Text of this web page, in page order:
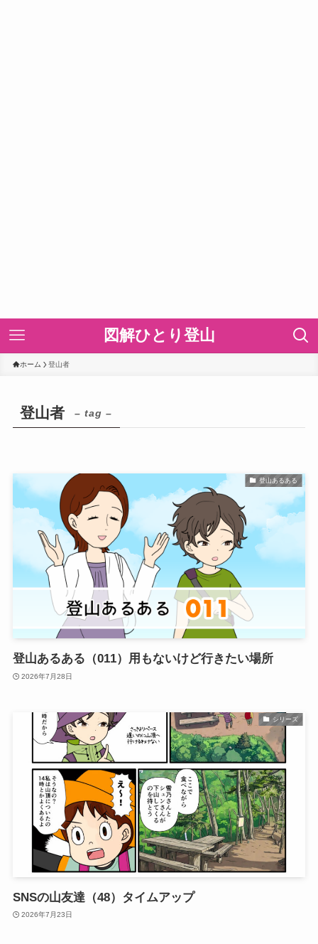
図解ひとり登山
ホーム 登山者
登山者 – tag –
登山あるある
登山あるある（011）用もないけど行きたい場所
2026年7月28日
シリーズ
SNSの山友達（48）タイムアップ
2026年7月23日